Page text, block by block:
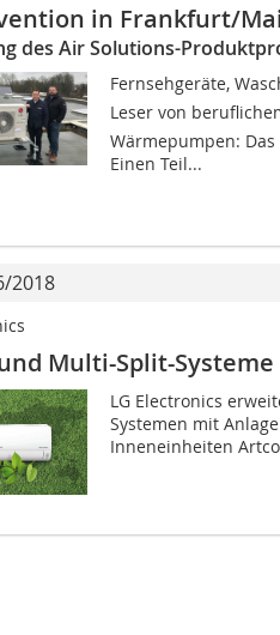
in Frankfurt/
des Air Solutions-
Fernsehgeräte,
Leser von
Wärmepumpen:
Einen Teil...
2018
Multi-Split-Systeme
LG Electronics
Systemen mit
Inneneinheiten